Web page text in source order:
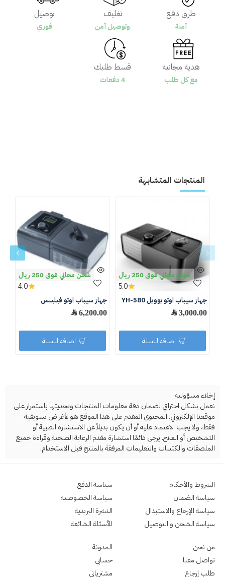
طرق دفع
آمنة
تغليف
وتوصيل آمن
توصيل
فوري
هدية مجانية
مع كل طلب
قسط طلبك
4 دفعات
المنتجات المتشابهة
شحن مجاني فوق 250 ريال
جهاز سيباب اوتو يوويل YH-580
3,000.00 ﷼
5.0
اضافة للسلة
شحن مجاني فوق 250 ريال
جهاز سيباب اوتو فيليبس
6,200.00 ﷼
4.0
اضافة للسلة
إخلاء مسؤولية
نعمل بشكل احترافي لضمان دقة معلومات المنتجات وتحديثها باستمرار على
موقعنا الإلكتروني. المحتوى المقدم على هذا الموقع هو لأغراض تسويقية
فقط، ولا يجب الاعتماد عليه أو أن يكون بديلاً عن الاستشارة الطبية أو
التشخيص أو العلاج. يرجى دائمًا استشارة مقدم الرعاية الصحية وقراءة جميع
الملصقات والكتيبات والتعليمات المرفقة بالمنتج قبل الاستخدام.
الشروط والأحكام
سياسة الضمان
سياسة الإرجاع والاستبدال
سياسة الشحن و التوصيل
سياسة الدفع
سياسة الخصوصية
النشرة البريدية
الأسئلة الشائعة
من نحن
تواصل معنا
طلب إرجاع
المدونة
حسابي
مشترياتي